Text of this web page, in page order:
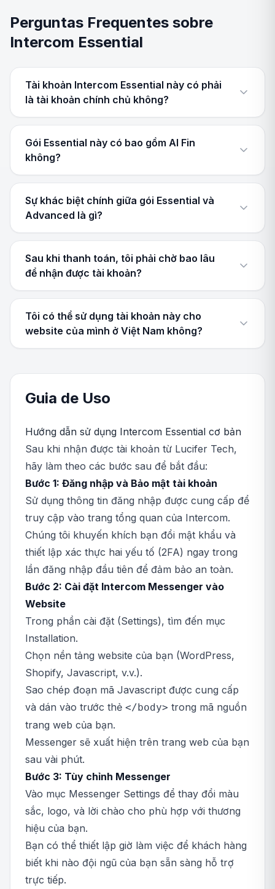
Perguntas Frequentes sobre
Intercom Essential
Tài khoản Intercom Essential này có phải
là tài khoản chính chủ không?
Gói Essential này có bao gồm AI Fin
không?
Sự khác biệt chính giữa gói Essential và
Advanced là gì?
Sau khi thanh toán, tôi phải chờ bao lâu
để nhận được tài khoản?
Tôi có thể sử dụng tài khoản này cho
website của mình ở Việt Nam không?
Guia de Uso
Hướng dẫn sử dụng Intercom Essential cơ bản
Sau khi nhận được tài khoản từ Lucifer Tech,
hãy làm theo các bước sau để bắt đầu:
Bước 1: Đăng nhập và Bảo mật tài khoản
Sử dụng thông tin đăng nhập được cung cấp để
truy cập vào trang tổng quan của Intercom.
Chúng tôi khuyến khích bạn đổi mật khẩu và
thiết lập xác thực hai yếu tố (2FA) ngay trong
lần đăng nhập đầu tiên để đảm bảo an toàn.
Bước 2: Cài đặt Intercom Messenger vào
Website
Trong phần cài đặt (Settings), tìm đến mục
Installation.
Chọn nền tảng website của bạn (WordPress,
Shopify, Javascript, v.v.).
Sao chép đoạn mã Javascript được cung cấp
và dán vào trước thẻ </body> trong mã nguồn
trang web của bạn.
Messenger sẽ xuất hiện trên trang web của bạn
sau vài phút.
Bước 3: Tùy chỉnh Messenger
Vào mục Messenger Settings để thay đổi màu
sắc, logo, và lời chào cho phù hợp với thương
hiệu của bạn.
Bạn có thể thiết lập giờ làm việc để khách hàng
biết khi nào đội ngũ của bạn sẵn sàng hỗ trợ
trực tiếp.